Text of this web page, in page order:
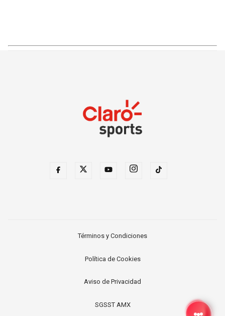
Términos y Condiciones
Política de Cookies
Aviso de Privacidad
SGSST AMX